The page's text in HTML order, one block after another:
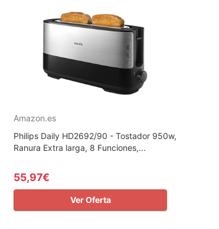
Amazon.es
Philips Daily HD2692/90 - Tostador 950w,
Ranura Extra larga, 8 Funciones,...
55,97€
Ver Oferta